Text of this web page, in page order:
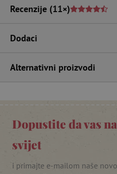
Recenzije (11×)
Dodaci
Alternativni proizvodi
Dopustite da vas
svijet
i primajte e-mailom naše
lastVisitedProduct
Googleovu